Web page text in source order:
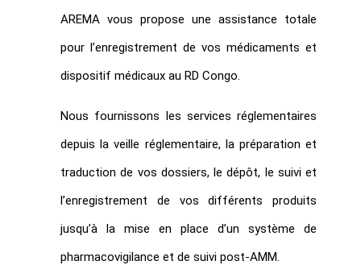
AREMA vous propose une assistance totale
pour l’enregistrement de vos médicaments et
dispositif médicaux au RD Congo.
Nous fournissons les services réglementaires
depuis la veille réglementaire, la préparation et
traduction de vos dossiers, le dépôt, le suivi et
l’enregistrement de vos différents produits
jusqu’à la mise en place d’un système de
pharmacovigilance et de suivi post-AMM.